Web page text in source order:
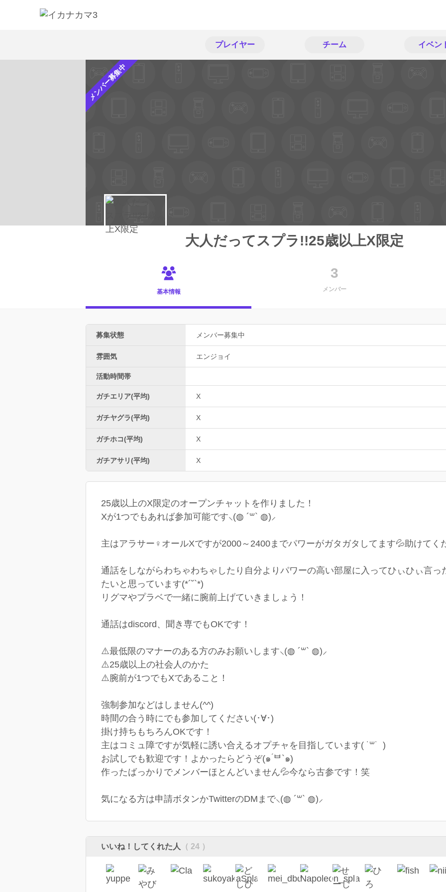
プレイヤー チーム イベン
メンバー募集中
大人だってスプラ!!25歳以上X限定
基本情報
3
メンバー
募集状態 メンバー募集中
雰囲気 エンジョイ
活動時間帯
ガチエリア(平均) X
ガチヤグラ(平均) X
ガチホコ(平均) X
ガチアサリ(平均) X
25歳以上のX限定のオープンチャットを作りました！
Xが1つでもあれば参加可能です⸜(◍ ´꒳` ◍)⸝
主はアラサー♀︎オールXですが2000～2400までパワーがガタガタしてます💦助けてく
通話をしながらわちゃわちゃしたり自分よりパワーの高い部屋に入ってひぃひぃ言っ
たいと思っています(*´˘`*)
リグマやプラベで一緒に腕前上げていきましょう！
通話はdiscord、聞き専でもOKです！
⚠️最低限のマナーのある方のみお願いします⸜(◍ ´꒳` ◍)⸝
⚠️25歳以上の社会人のかた
⚠️腕前が1つでもXであること！
強制参加などはしません(^^)
時間の合う時にでも参加してください(･∀･)
掛け持ちもちろんOKです！
主はコミュ障ですが気軽に誘い合えるオプチャを目指しています( ˙꒳˙ )
お試しでも歓迎です！よかったらどうぞ(๑ ́ᄇ`๑)
作ったばっかりでメンバーほとんどいません💦今なら古参です！笑
気になる方は申請ボタンかTwitterのDMまで⸜(◍ ´꒳` ◍)⸝
いいね！してくれた人 （ 24 ）